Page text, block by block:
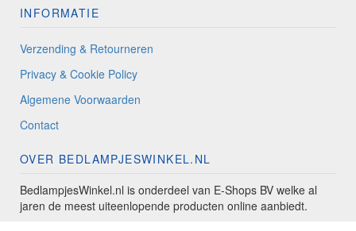
INFORMATIE
Verzending & Retourneren
Privacy & Cookie Policy
Algemene Voorwaarden
Contact
OVER BEDLAMPJESWINKEL.NL
BedlampjesWinkel.nl is onderdeel van E-Shops BV welke al
jaren de meest uiteenlopende producten online aanbiedt.